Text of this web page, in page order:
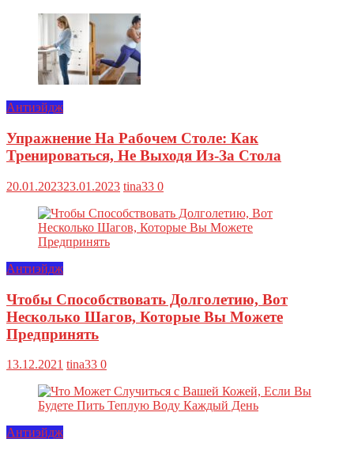
Антиэйдж
Упражнение На Рабочем Столе: Как
Тренироваться, Не Выходя Из-За Стола
20.01.202323.01.2023 tina33 0
Антиэйдж
Чтобы Способствовать Долголетию, Вот
Несколько Шагов, Которые Вы Можете
Предпринять
13.12.2021 tina33 0
Антиэйдж